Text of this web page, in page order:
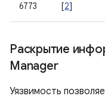
6773
[2]
Раскрытие
Manager
Уязвимость